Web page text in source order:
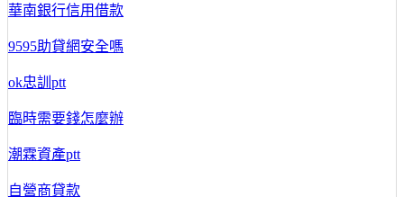
華南銀行信用借款
9595助貸網安全嗎
ok忠訓ptt
臨時需要錢怎麼辦
潮霖資產ptt
自營商貸款